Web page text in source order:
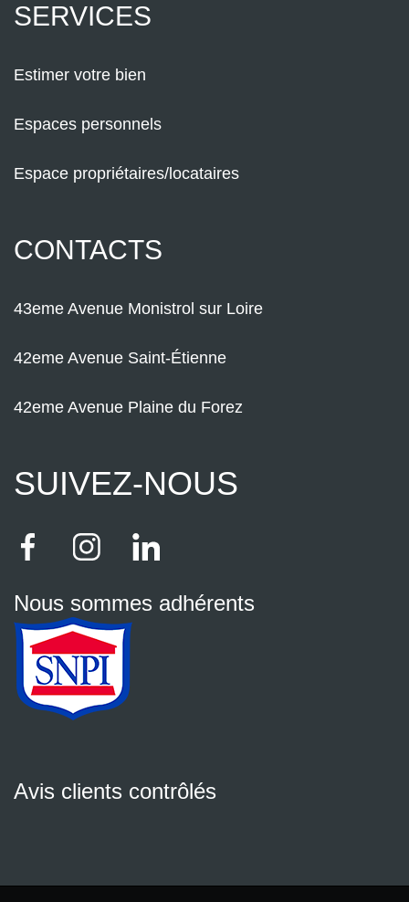
SERVICES
Estimer votre bien
Espaces personnels
Espace propriétaires/locataires
CONTACTS
43eme Avenue Monistrol sur Loire
42eme Avenue Saint-Étienne
42eme Avenue Plaine du Forez
SUIVEZ-NOUS
Nous sommes adhérents
Avis clients contrôlés